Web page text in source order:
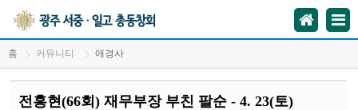
홈 커뮤니티 애경사
전홍현(66회) 재무부장 부친 팔순 - 4. 23(토)